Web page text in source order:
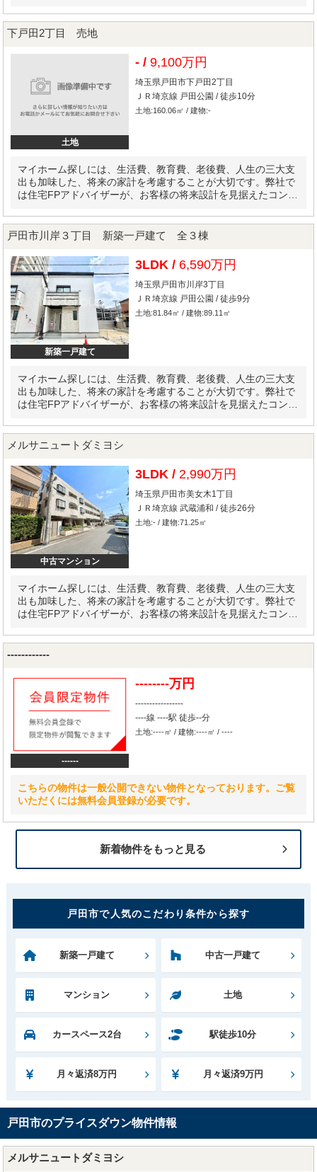
下戸田2丁目 売地
土地
- / 9,100万円
埼玉県戸田市下戸田2丁目
ＪＲ埼京線 戸田公園 / 徒歩10分
土地:160.06㎡ / 建物:-
マイホーム探しには、生活費、教育費、老後費、人生の三大支
出も加味した、将来の家計を考慮することが大切です。弊社で
は住宅FPアドバイザーが、お客様の将来設計を見据えたコンサ
戸田市川岸３丁目 新築一戸建て 全３棟
新築一戸建て
3LDK / 6,590万円
埼玉県戸田市川岸3丁目
ＪＲ埼京線 戸田公園 / 徒歩9分
土地:81.84㎡ / 建物:89.11㎡
マイホーム探しには、生活費、教育費、老後費、人生の三大支
出も加味した、将来の家計を考慮することが大切です。弊社で
は住宅FPアドバイザーが、お客様の将来設計を見据えたコンサ
メルサニュートダミヨシ
中古マンション
3LDK / 2,990万円
埼玉県戸田市美女木1丁目
ＪＲ埼京線 武蔵浦和 / 徒歩26分
土地:- / 建物:71.25㎡
マイホーム探しには、生活費、教育費、老後費、人生の三大支
出も加味した、将来の家計を考慮することが大切です。弊社で
は住宅FPアドバイザーが、お客様の将来設計を見据えたコンサ
------------
------
--------万円
-----------------
----線 ----駅 徒歩--分
土地:----㎡ / 建物:----㎡ / ----
こちらの物件は一般公開できない物件となっております。ご覧
いただくには無料会員登録が必要です。
新着物件をもっと見る
戸田市で人気のこだわり条件から探す
新築一戸建て 中古一戸建て
マンション 土地
カースペース2台 駅徒歩10分
月々返済8万円 月々返済9万円
戸田市のプライスダウン物件情報
メルサニュートダミヨシ